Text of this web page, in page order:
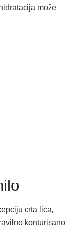
može
crta lica,
konturisano